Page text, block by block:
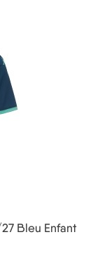
Bleu Enfant